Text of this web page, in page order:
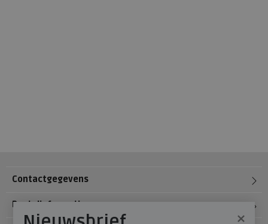
Contactgegevens
Bestelinformatie
×